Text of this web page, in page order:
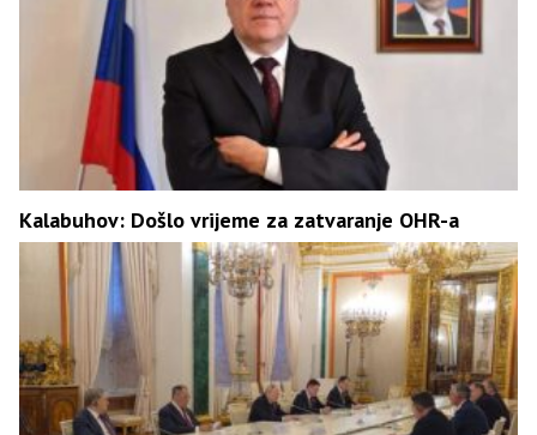
Kalabuhov: Došlo vrijeme za zatvaranje OHR-a